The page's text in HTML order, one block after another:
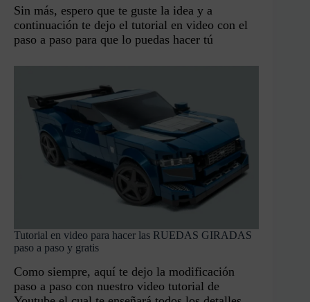
Sin más, espero que te guste la idea y a
continuación te dejo el tutorial en video con el
paso a paso para que lo puedas hacer tú
Tutorial en video para hacer las RUEDAS GIRADAS
paso a paso y gratis
Como siempre, aquí te dejo la modificación
paso a paso con nuestro video tutorial de